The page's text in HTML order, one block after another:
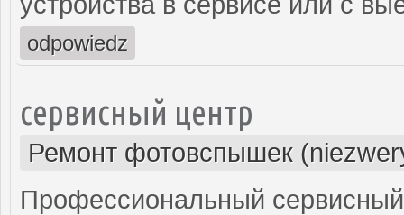
odpowiedz
сервисный центр
Ремонт фотовспышек
Профессиональный